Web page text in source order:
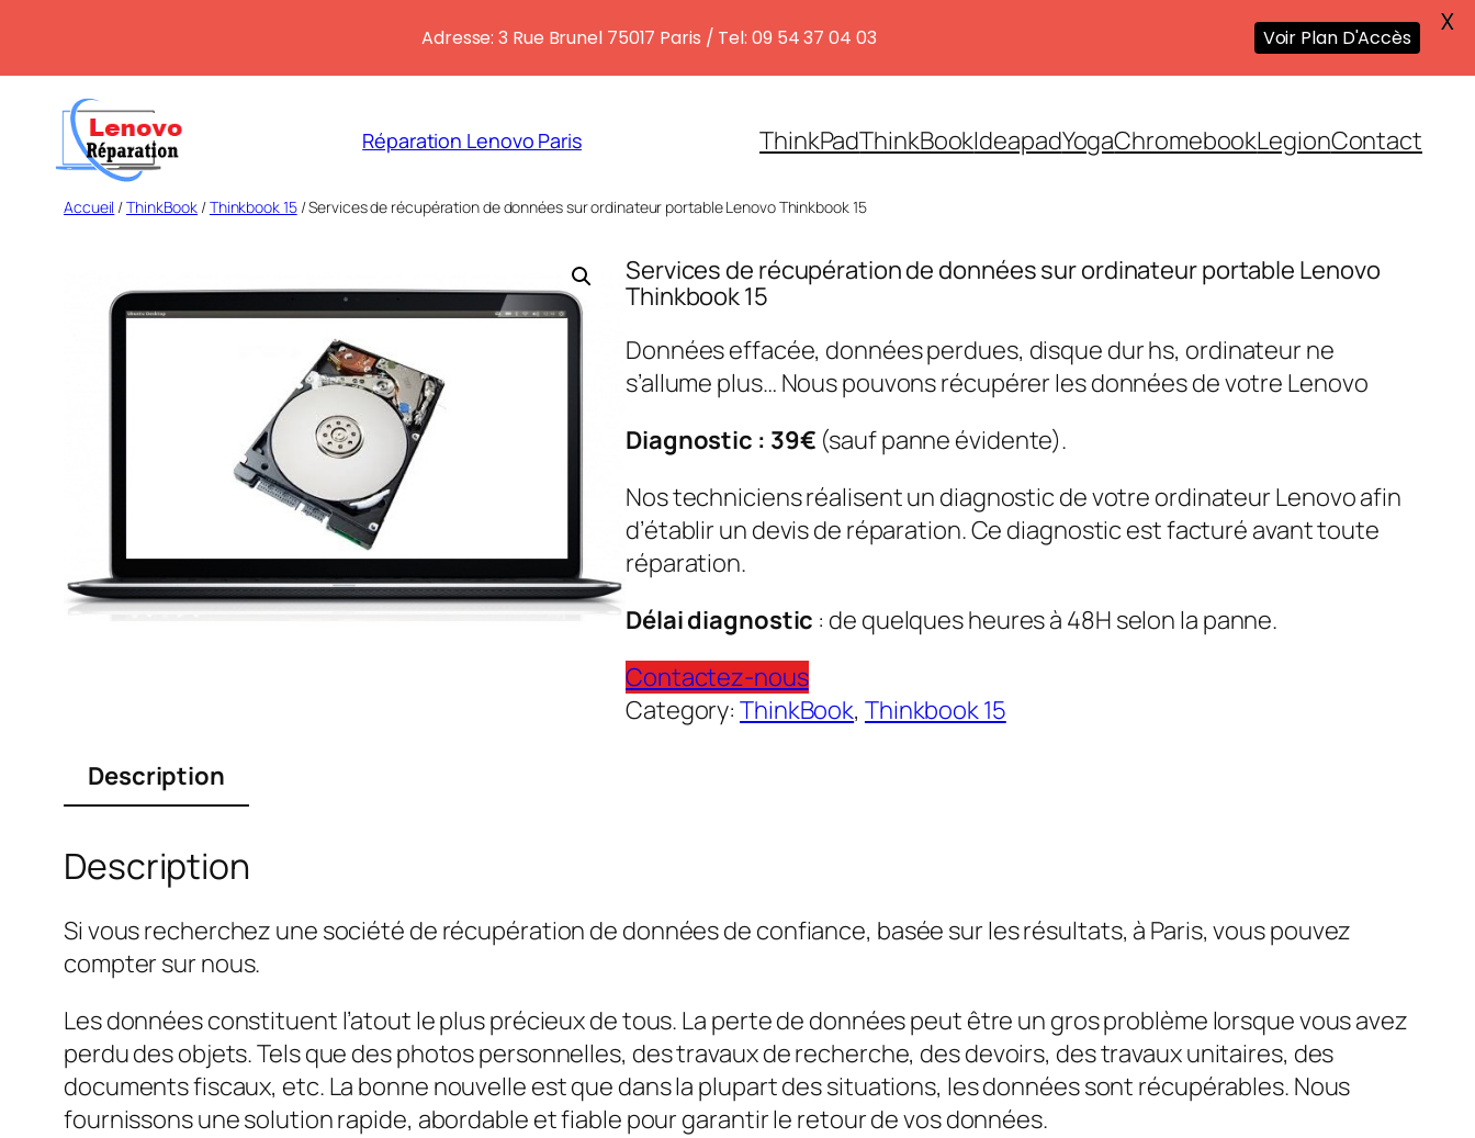
contenu
Réparation Lenovo Paris ThinkPadThinkBookIdeapadYogaChromebookLegionContact
Accueil /ThinkBook /Thinkbook 15/ Services de récupération de données sur ordinateur portable Lenovo Thinkbook 15
Services de récupération de données sur ordinateur portable Lenovo
Thinkbook 15
Données effacée, données perdues, disque dur hs, ordinateur ne
s’allume plus… Nous pouvons récupérer les données de votre Lenovo
Diagnostic : 39€ (sauf panne évidente).
Nos techniciens réalisent un diagnostic de votre ordinateur Lenovo afin
d’établir un devis de réparation. Ce diagnostic est facturé avant toute
réparation.
Délai diagnostic : de quelques heures à 48H selon la panne.
Contactez-nous
Category:ThinkBook, Thinkbook 15
Description
Description
Si vous recherchez une société de récupération de données de confiance, basée sur les résultats, à Paris, vous pouvez
compter sur nous.
Les données constituent l’atout le plus précieux de tous. La perte de données peut être un gros problème lorsque vous avez
perdu des objets. Tels que des photos personnelles, des travaux de recherche, des devoirs, des travaux unitaires, des
documents fiscaux, etc. La bonne nouvelle est que dans la plupart des situations, les données sont récupérables. Nous
fournissons une solution rapide, abordable et fiable pour garantir le retour de vos données.
Adresse: 3 Rue Brunel 75017 Paris / Tel: 09 54 37 04 03 Voir Plan D'Accès X